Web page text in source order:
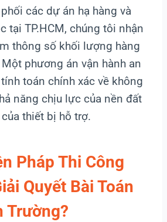
các dự án hạ hàng và
tại TP.HCM, chúng tôi nhận
thông số khối lượng hàng
phương án vận hành an
toán chính xác về không
năng chịu lực của nền đất
thiết bị hỗ trợ.
Pháp Thi Công
Quyết Bài Toán
Trường?